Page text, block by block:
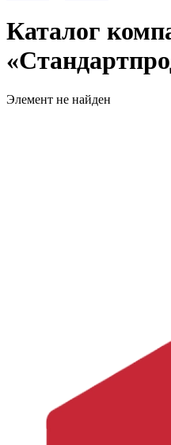
Каталог
Элемент не найден